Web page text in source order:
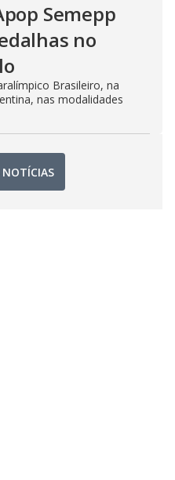
Semepp
no
Brasileiro, na
nas modalidades
NOTÍCIAS